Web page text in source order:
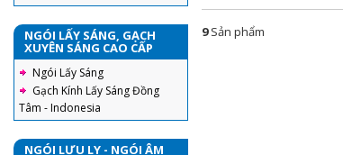
NGÓI LẤY SÁNG, GẠCH
XUYÊN SÁNG CAO CẤP
Ngói Lấy Sáng
Gạch Kính Lấy Sáng Đồng
Tâm - Indonesia
NGÓI LƯU LY - NGÓI ÂM
9Sản phẩm